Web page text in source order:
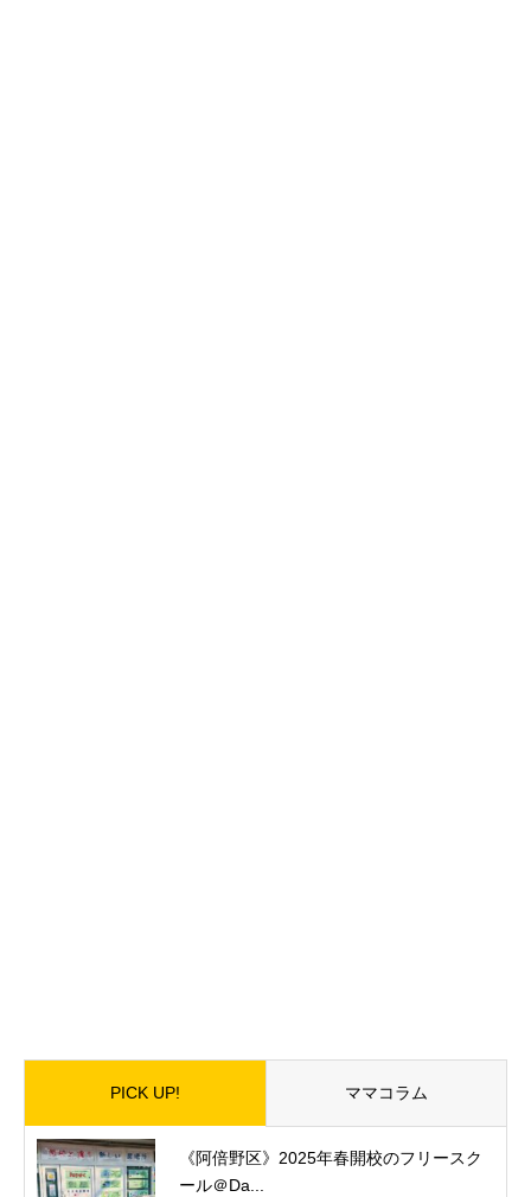
PICK UP! ママコラム
《阿倍野区》2025年春開校のフリースク
ール＠Da...